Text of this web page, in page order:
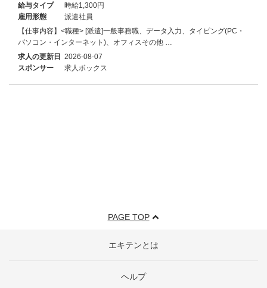
給与タイプ
時給1,300円
雇用形態
派遣社員
【仕事内容】<職種> [派遣]一般事務職、データ入力、タイピング(PC・
パソコン・インターネット)、オフィスその他 …
求人の更新日 2026-08-07
スポンサー
求人ボックス
PAGE TOP
エキテンとは
ヘルプ